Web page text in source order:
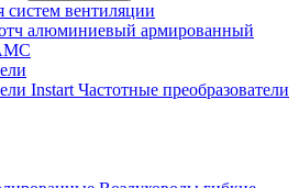
вентиляции
алюминиевый армированный
Instart Частотные преобразователи